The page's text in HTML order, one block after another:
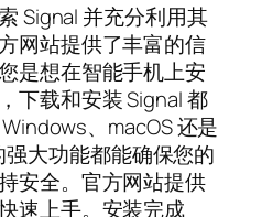
Signal 并充分利用其
网站提供了丰富的信
是想在智能手机上安
下载和安装 Signal 都
、macOS 还是
强大功能都能确保您的
安全。官方网站提供
速上手。安装完成